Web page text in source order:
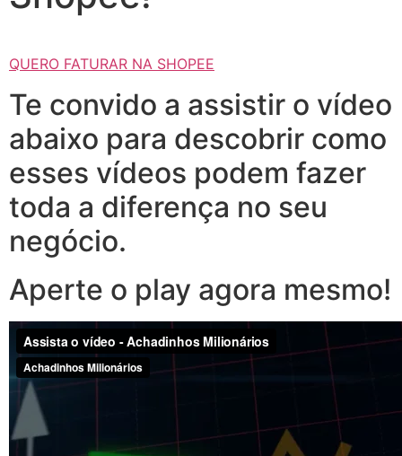
QUERO FATURAR NA SHOPEE
Te convido a assistir o vídeo
abaixo para descobrir como
esses vídeos podem fazer
toda a diferença no seu
negócio.
Aperte o play agora mesmo!